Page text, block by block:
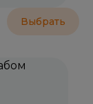
Выбрать